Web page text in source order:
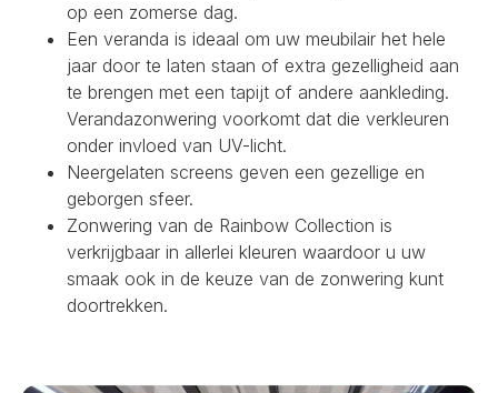
op een zomerse dag.
Een veranda is ideaal om uw meubilair het hele
jaar door te laten staan of extra gezelligheid aan
te brengen met een tapijt of andere aankleding.
Verandazonwering voorkomt dat die verkleuren
onder invloed van UV-licht.
Neergelaten screens geven een gezellige en
geborgen sfeer.
Zonwering van de Rainbow Collection is
verkrijgbaar in allerlei kleuren waardoor u uw
smaak ook in de keuze van de zonwering kunt
doortrekken.